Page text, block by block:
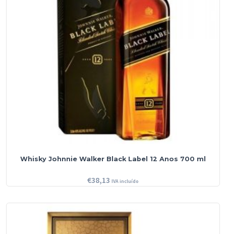
Whisky Johnnie Walker Black Label 12 Anos 700 ml
€38,13 IVA incluído